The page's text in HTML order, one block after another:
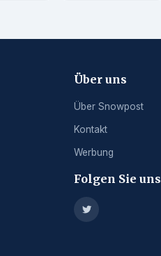
Über uns
Über Snowpost
Kontakt
Werbung
Folgen Sie uns